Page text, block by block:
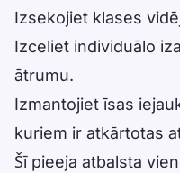
Izsekojiet klases
Izceliet individuālo
ātrumu.
Izmantojiet īsas
kuriem ir atkārtotas
Šī pieeja atbalsta